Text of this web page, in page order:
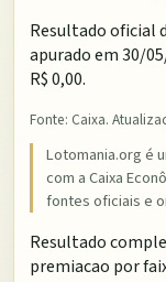
Resultado oficial
apurado em30/
R$ 0,00.
Fonte: Caixa.
Lotomania.org é
com a Caixa
fontes oficiais e
Resultado
premiacao por